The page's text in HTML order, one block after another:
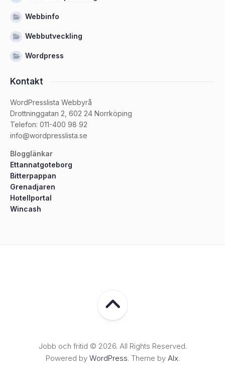
Webbinfo
Webbutveckling
Wordpress
Kontakt
WordPresslista Webbyrå
Drottninggatan 2, 602 24 Norrköping
Telefon: 011-400 98 92
info@wordpresslista.se
Blogglänkar
Ettannatgoteborg
Bitterpappan
Grenadjaren
Hotellportal
Wincash
Jobb och fritid © 2026. All Rights Reserved.
Powered by WordPress. Theme by Alx.